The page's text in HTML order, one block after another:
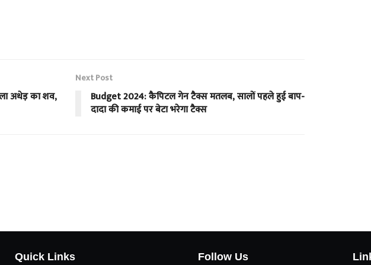
अधेड़ का शव,
Next Post
Budget 2024: कैपिटल गेन टैक्स मतलब, सालों पहले हुई बाप-
दादा की कमाई पर बेटा भरेगा टैक्स
Quick Links Follow Us